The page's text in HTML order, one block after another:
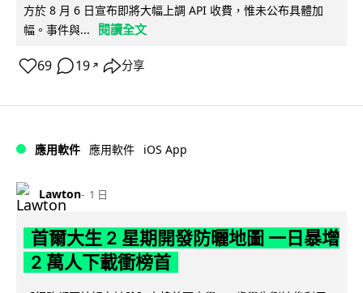
方於 8 月 6 日宣布即將大幅上調 API 收費，惟未公布具體加
幅。事件與...
閱讀全文
69 19 ↗ 分享
應用軟件 應用軟件 iOS App
Lawton 1 日
首爾大生 2 星期開發防曬地圖 一日暴增
2 萬人下載衝榜首